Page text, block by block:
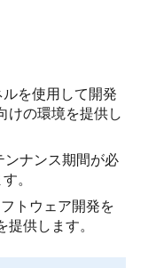
ルを使用して開発
けの環境を提供し
ンナンス期間が必
。
トウェア開発を
供します。